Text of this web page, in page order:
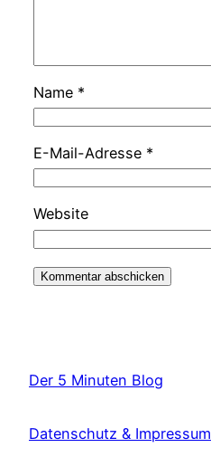
Name *
E-Mail-Adresse *
Website
Der 5 Minuten Blog
Datenschutz & Impressum